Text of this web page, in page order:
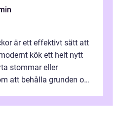
är ett effektivt sätt att
kök ett helt nytt
stommar eller
att behålla grunden och